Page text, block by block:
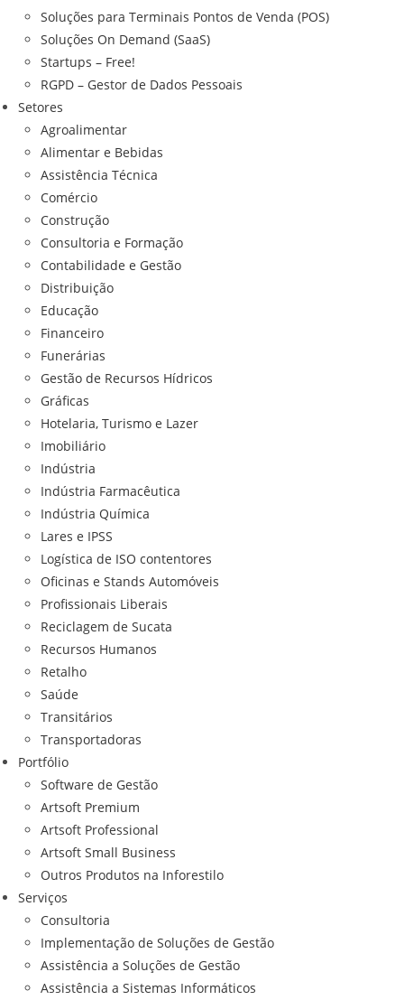
Soluções para Terminais Pontos de Venda (POS)
Soluções On Demand (SaaS)
Startups – Free!
RGPD – Gestor de Dados Pessoais
Setores
Agroalimentar
Alimentar e Bebidas
Assistência Técnica
Comércio
Construção
Consultoria e Formação
Contabilidade e Gestão
Distribuição
Educação
Financeiro
Funerárias
Gestão de Recursos Hídricos
Gráficas
Hotelaria, Turismo e Lazer
Imobiliário
Indústria
Indústria Farmacêutica
Indústria Química
Lares e IPSS
Logística de ISO contentores
Oficinas e Stands Automóveis
Profissionais Liberais
Reciclagem de Sucata
Recursos Humanos
Retalho
Saúde
Transitários
Transportadoras
Portfólio
Software de Gestão
Artsoft Premium
Artsoft Professional
Artsoft Small Business
Outros Produtos na Inforestilo
Serviços
Consultoria
Implementação de Soluções de Gestão
Assistência a Soluções de Gestão
Assistência a Sistemas Informáticos